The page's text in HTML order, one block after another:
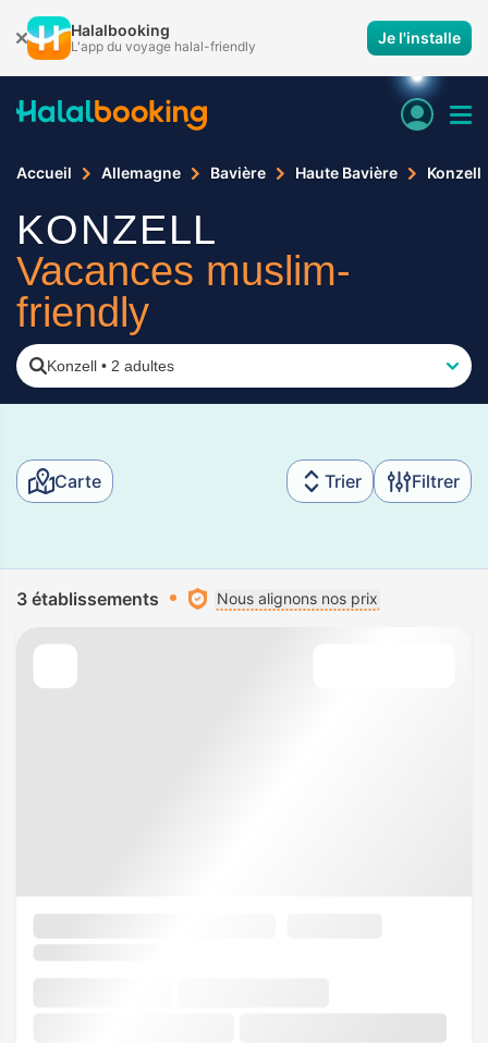
Halalbooking
L'app du voyage halal-friendly Je l'installe
Accueil Allemagne Bavière Haute Bavière Konzell
KONZELL
Vacances muslim-
friendly
Konzell • 2 adultes
Carte Trier Filtrer
3 établissements Nous alignons nos prix